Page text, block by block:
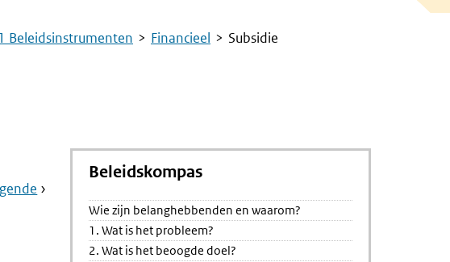
Beleidsinstrumenten Financieel Subsidie
Pagina:
Beleidskompas
Wie zijn belanghebbenden en waarom?
1. Wat is het probleem?
2. Wat is het beoogde doel?